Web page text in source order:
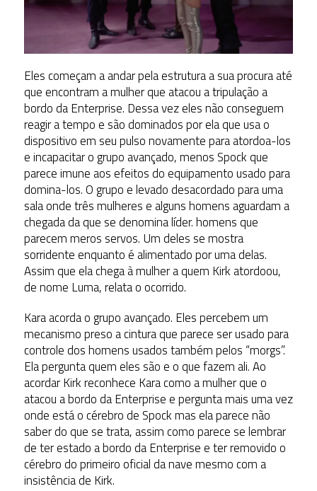
Eles começam a andar pela estrutura a sua procura até
que encontram a mulher que atacou a tripulação a
bordo da Enterprise. Dessa vez eles não conseguem
reagir a tempo e são dominados por ela que usa o
dispositivo em seu pulso novamente para atordoa-los
e incapacitar o grupo avançado, menos Spock que
parece imune aos efeitos do equipamento usado para
domina-los. O grupo e levado desacordado para uma
sala onde três mulheres e alguns homens aguardam a
chegada da que se denomina líder. homens que
parecem meros servos. Um deles se mostra
sorridente enquanto é alimentado por uma delas.
Assim que ela chega à mulher a quem Kirk atordoou,
de nome Luma, relata o ocorrido.
Kara acorda o grupo avançado. Eles percebem um
mecanismo preso a cintura que parece ser usado para
controle dos homens usados também pelos “morgs”.
Ela pergunta quem eles são e o que fazem ali. Ao
acordar Kirk reconhece Kara como a mulher que o
atacou a bordo da Enterprise e pergunta mais uma vez
onde está o cérebro de Spock mas ela parece não
saber do que se trata, assim como parece se lembrar
de ter estado a bordo da Enterprise e ter removido o
cérebro do primeiro oficial da nave mesmo com a
insistência de Kirk.